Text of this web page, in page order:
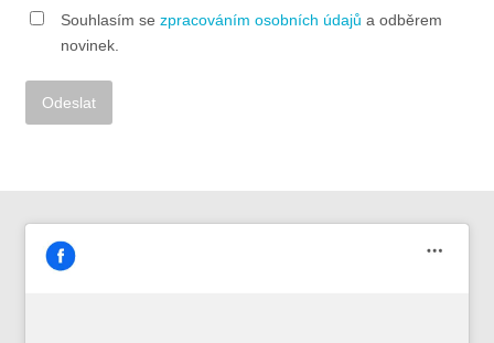
Souhlasím se zpracováním osobních údajů a odběrem
novinek.